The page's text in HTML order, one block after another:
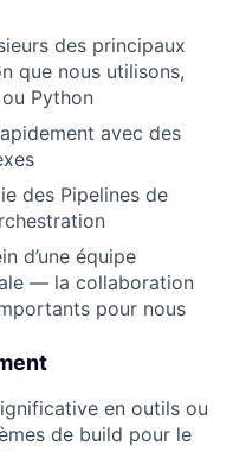
des principaux
que nous utilisons,
Python
avec des
des Pipelines de
d’une équipe
— la collaboration
pour nous
en outils ou
de build pour le